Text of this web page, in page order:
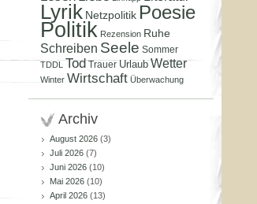
Lyrik Netzpolitik Poesie
Politik Rezension Ruhe
Schreiben Seele Sommer
TDDL Tod Trauer Urlaub Wetter
Winter Wirtschaft Überwachung
Archiv
August 2026 (3)
Juli 2026 (7)
Juni 2026 (10)
Mai 2026 (10)
April 2026 (13)